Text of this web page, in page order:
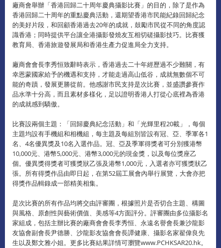
廠商會舉辦「香港回歸二十周年慶典攝影比賽」的目的，除了是作為
香港回歸二十周年的重點慶典活動，還期望香港市民能紀錄回歸紀念
的美好片段，和回顧香港過去20年的成就，鼓勵市民從不同的角度認
識香港；同時提供平台讓全港攝影發燒友互相切磋攝影技巧。比賽獲
教育局、香港旅遊發展局和香港生產力促進局全力支持。
廠商會會長李秀恒致辭時表示，香港過去二十年經歷過不少難關，有
幸恩蒙國家給予的機遇和支持，才能走過高山低谷，成就無數個不可
能的奇蹟，發展更勝從前。他感謝市民支持是次比賽，並盛讚參賽作
品水準十分高，而且素材多樣化，足以證明香港人打從心底裡為香港
的成就感到驕傲。
比賽設兩個主題：「回歸慶典紀念活動」和「光輝里程20載」，每個
主題均設有手機組和相機組，每主題及每組別皆設有冠、亞、季軍各1
名、4名優異獎及10名入選作品。冠、亞及季軍得獎者可分別獲港幣
10,000元、港幣5,000元、港幣3,000元的現金獎，以及每位獎座乙
個。優異獎得獎者可獲獎狀乙張及港幣1,000元，入選者亦可獲獎狀乙
張。所有得獎作品由即日起，在第52屆工展會內舉行展覽，大會亦把
得獎作品輯錄成一部精美相集。
是次比賽的所有作品均將交由評審團，根據照片是否切合主題、構圖
與風格、原創性與藝術價值、美感等4方面評分。評審團由多位攝影名
家組成，包括主辦比賽的廠商會會長李秀恒、永遠名譽會長兼沙龍影
友協會副會長尹德勝、沙龍影友協會會長譚健康、攝影名家翟偉良先
生以及鄭文雅小姐。更多比賽結果詳情可瀏覽www.PCHKSAR20.hk。